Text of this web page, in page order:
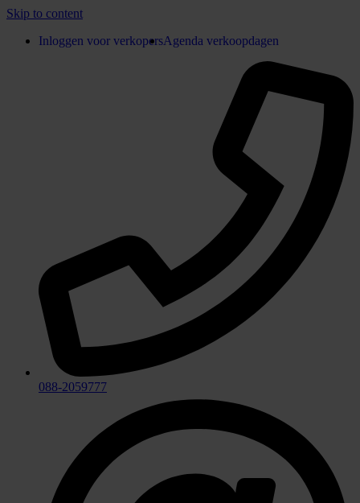
Skip to content
Inloggen voor verkopersAgenda verkoopdagen
088-2059777